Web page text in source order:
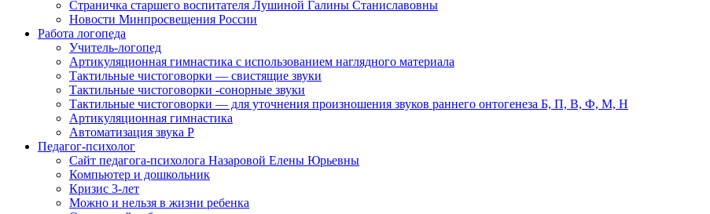
Страничка старшего воспитателя Лушиной Галины Станиславовны
Новости Минпросвещения России
Работа логопеда
Учитель-логопед
Артикуляционная гимнастика с использованием наглядного материала
Тактильные чистоговорки — свистящие звуки
Тактильные чистоговорки -сонорные звуки
Тактильные чистоговорки — для уточнения произношения звуков раннего онтогенеза Б, П, В, Ф, М, Н
Артикуляционная гимнастика
Автоматизация звука Р
Педагог-психолог
Сайт педагога-психолога Назаровой Елены Юрьевны
Компьютер и дошкольник
Кризис 3-лет
Можно и нельзя в жизни ребенка